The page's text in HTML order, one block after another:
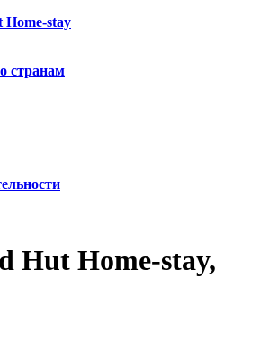
stay
странам
Hut Home-stay,